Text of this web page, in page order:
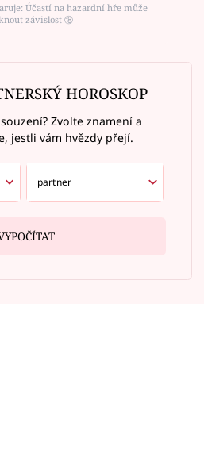
Účastí na hazardní hře může
závislost ⑱
HOROSKOP
souzení? Zvolte znamení a
jestli vám hvězdy přejí.